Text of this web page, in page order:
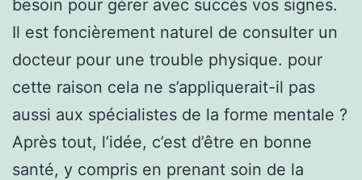
besoin pour gérer avec succès vos signes.
Il est foncièrement naturel de consulter un
docteur pour une trouble physique. pour
cette raison cela ne s’appliquerait-il pas
aussi aux spécialistes de la forme mentale ?
Après tout, l’idée, c’est d’être en bonne
santé, y compris en prenant soin de la